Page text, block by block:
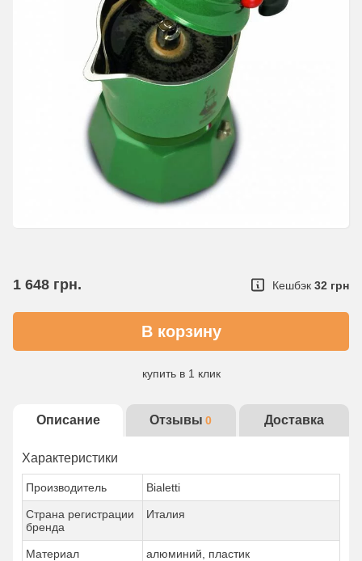
1 648 грн. Кешбэк 32 грн
купить в 1 клик
Детальнее об услуге
Описание Отзывы 0 Доставка
Характеристики
Производитель Bialetti
Страна регистрации
бренда
Италия
Материал алюминий, пластик